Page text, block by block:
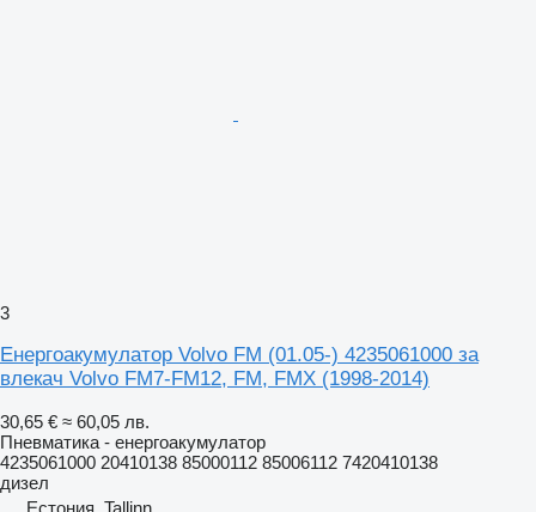
3
Енергоакумулатор Volvo FM (01.05-) 4235061000 за
влекач Volvo FM7-FM12, FM, FMX (1998-2014)
30,65 € ≈ 60,05 лв.
Пневматика - енергоакумулатор
4235061000 20410138 85000112 85006112 7420410138
дизел
Естония, Tallinn